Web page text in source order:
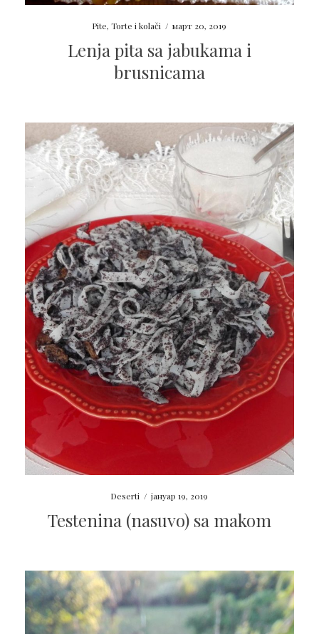
Pite,Torte i kolači / март 20, 2019
Lenja pita sa jabukama i
brusnicama
Deserti / јануар 19, 2019
Testenina (nasuvo) sa makom